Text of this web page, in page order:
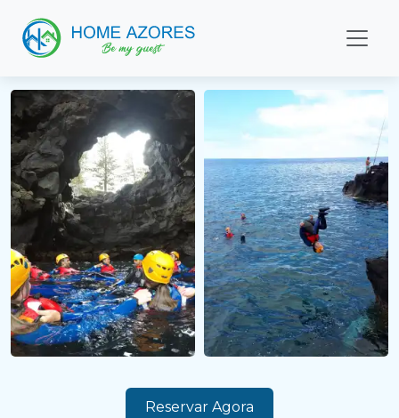
Reservar Agora